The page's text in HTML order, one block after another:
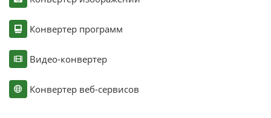
Конвертер программ
Видео-конвертер
Конвертер веб-сервисов